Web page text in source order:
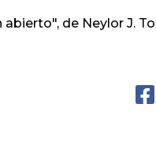
de Neylor J.